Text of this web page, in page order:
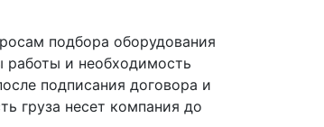
подбора оборудования
и необходимость
подписания договора и
груза несет компания до